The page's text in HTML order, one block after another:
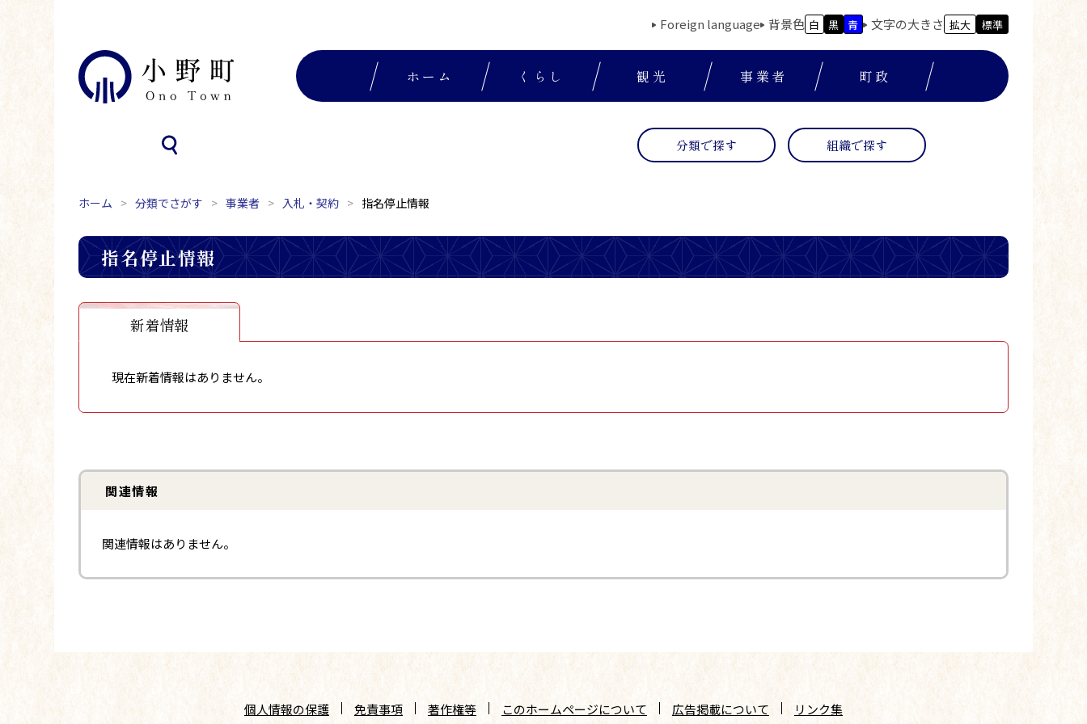
Foreign language 背景色 白 黒 青 文字の大きさ 拡大 標準
ホーム くらし 観光 事業者 町政
分類で探す 組織で探す
ホーム 分類でさがす 事業者 入札・契約 指名停止情報
指名停止情報
新着情報
現在新着情報はありません。
関連情報
関連情報はありません。
個人情報の保護 免責事項 著作権等 このホームページについて 広告掲載について リンク集